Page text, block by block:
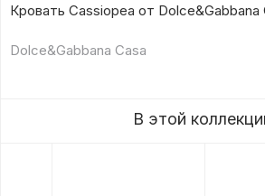
Кровать Cassiopea от Dolce&Gabbana
Dolce&Gabbana Casa
В этой